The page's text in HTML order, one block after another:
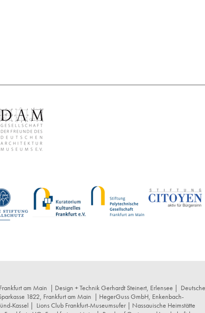
am Main | Design + Technik Gerhardt Steinert, Erlensee | Deutsche
1822, Frankfurt am Main | HegerGuss GmbH, Enkenbach-
Kassel | Lions Club Frankfurt-Museumsufer| Nassauische Heimstätte